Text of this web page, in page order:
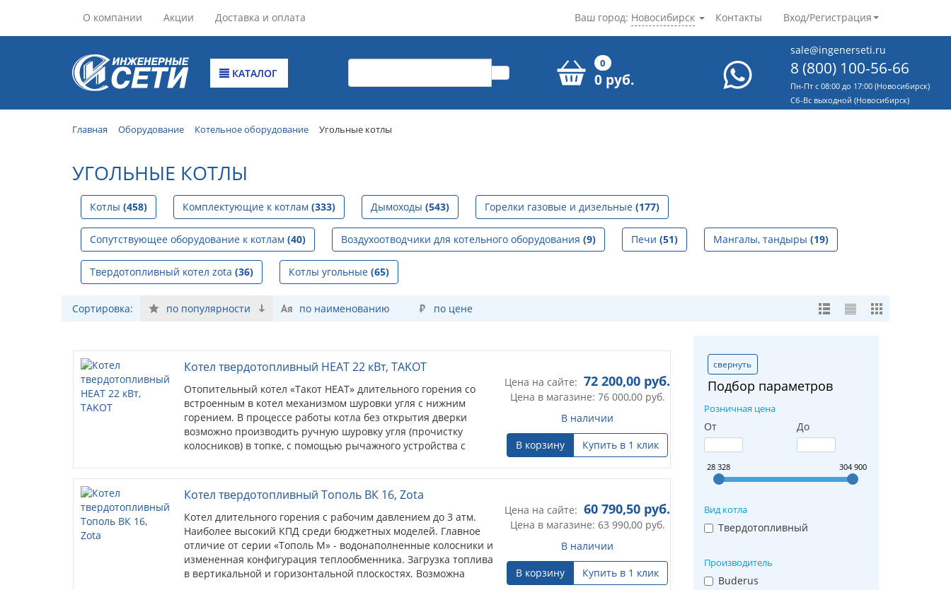
О компании Акции Доставка и оплата Контакты Вход/Регистрация
Ваш город: Новосибирск
КАТАЛОГ
0
0 руб.
sale@ingenerseti.ru
8 (800) 100-56-66
Пн-Пт с 08:00 до 17:00 (Новосибирск)
Cб-Вс выходной (Новосибирск)
Главная Оборудование Котельное оборудование Угольные котлы
УГОЛЬНЫЕ КОТЛЫ
Котлы (458) Комплектующие к котлам (333) Дымоходы (543) Горелки газовые и дизельные (177)
Сопутствующее оборудование к котлам (40) Воздухоотводчики для котельного оборудования (9) Печи (51) Мангалы, тандыры (19)
Твердотопливный котел zota (36) Котлы угольные (65)
Сортировка: по популярности по наименованию по цене
свернуть
Подбор параметров
Розничная цена
От До
28 328 304 900
Вид котла
Твердотопливный
Производитель
Buderus
Котел твердотопливный HEAT 22 кВт, TAKOT
Отопительный котел «Такот HEAT» длительного горения со
встроенным в котел механизмом шуровки угля с нижним
горением. В процессе работы котла без открытия дверки
возможно производить ручную шуровку угля (прочистку
колосников) в топке, с помощью рычажного устройства с
из стали толщиной δ = 4 мм. Водоохлаждаемые колосники.
Нижнее горение топлива позволяет дозагружать топливо в
загрузочную камеру в процессе горения. Имеется отдельная
дверка для доступа в конвективную часть отопительного котла
для чистки теплообменников.
В котле предусмотрена возможность установки
нагревательного элемента, так же имеется возможность
Цена на сайте: 72 200,00 руб.
Цена в магазине: 76 000,00руб.
В наличии
В корзину
Купить в 1 клик
Котел твердотопливный Тополь ВК 16, Zota
Котел длительного горения с рабочим давлением до 3 атм.
Наиболее высокий КПД среди бюджетных моделей. Главное
отличие от серии «Тополь М» - водонаполненные колосники и
измененная конфигурация теплообменника. Загрузка топлива
в вертикальной и горизонтальной плоскостях. Возможна
Цена на сайте: 60 790,50 руб.
Цена в магазине: 63 990,00руб.
В наличии
В корзину
Купить в 1 клик